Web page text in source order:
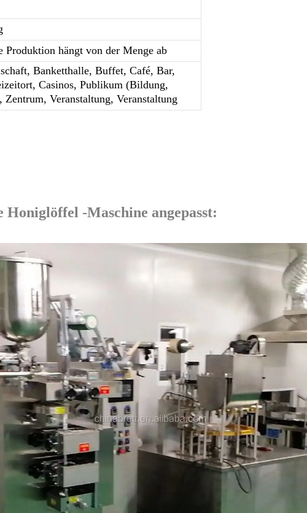
Produktion hängt von der Menge ab
Banketthalle, Buffet, Café, Bar,
Casinos, Publikum (Bildung,
Veranstaltung, Veranstaltung
-Maschine angepasst: